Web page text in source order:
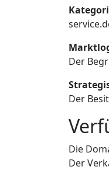
Der
Der
Die
Der